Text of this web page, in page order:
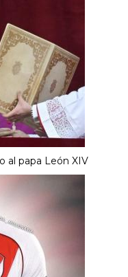
al papa León XIV